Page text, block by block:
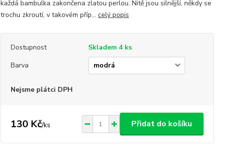
každá bambulka zakončena zlatou perlou. Nitě jsou silnější, někdy se
trochu zkroutí, v takovém příp... celý popis
Dostupnost
Skladem 4 ks
Barva
Nejsme plátci DPH
130 Kč/ks Přidat do košíku